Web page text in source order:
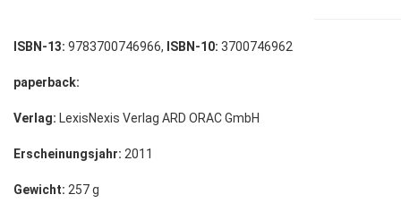
ISBN-13: 9783700746966, ISBN-10: 3700746962
paperback:
Verlag: LexisNexis Verlag ARD ORAC GmbH
Erscheinungsjahr: 2011
Gewicht: 257 g